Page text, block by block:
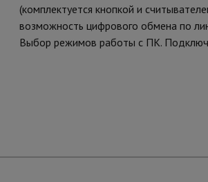
(комплектуется кнопкой и
возможность цифрового обмена по
Выбор режимов работы с ПК.